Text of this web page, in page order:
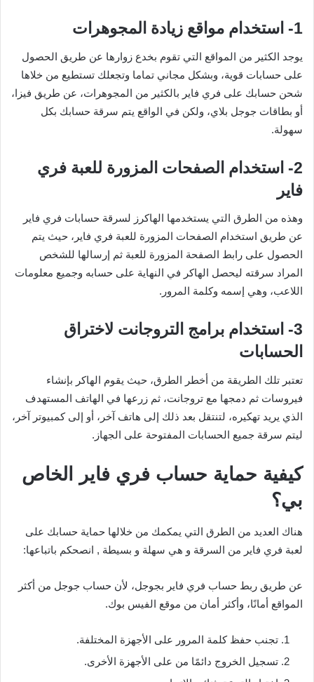
1- استخدام مواقع زيادة المجوهرات
يوجد الكثير من المواقع التي تقوم بخدع زوارها عن طريق الحصول
على حسابات قوية، وبشكل مجاني تماما وتجعلك تستطيع من خلاها
شحن حسابك على فري فاير بالكثير من المجوهرات، عن طريق فيزا،
أو بطاقات جوجل بلاي، ولكن في الواقع يتم سرقة حسابك بكل
سهولة.
2- استخدام الصفحات المزورة للعبة فري
فاير
وهذه من الطرق التي يستخدمها الهاكرز لسرقة حسابات فري فاير
عن طريق استخدام الصفحات المزورة للعبة فري فاير، حيث يتم
الحصول على رابط الصفحة المزورة للعبة ثم إرسالها للشخص
المراد سرقته ليحصل الهاكر في النهاية على حسابه وجميع معلومات
اللاعب، وهي إسمه وكلمة المرور.
3- استخدام برامج التروجانت لاختراق
الحسابات
تعتبر تلك الطريقة من أخطر الطرق، حيث يقوم الهاكر بإنشاء
فيروسات ثم دمجها مع تروجانت، ثم زرعها في الهاتف المستهدف
الذي يريد تهكيره، لتنتقل بعد ذلك إلى هاتف آخر، أو إلى كمبيوتر آخر،
ليتم سرقة جميع الحسابات المفتوحة على الجهاز.
كيفية حماية حساب فري فاير الخاص
بي؟
هناك العديد من الطرق التي يمكمك من خلالها حماية حسابك على
لعبة فري فاير من السرقة و هي سهلة و بسيطة , انصحكم باتباعها:
عن طريق ربط حساب فري فاير بجوجل، لأن حساب جوجل من أكثر
المواقع أمانًا، وأكثر أمان من موقع الفيس بوك.
تجنب حفظ كلمة المرور على الأجهزة المختلفة.
تسجيل الخروج دائمًا من على الأجهزة الأخرى.